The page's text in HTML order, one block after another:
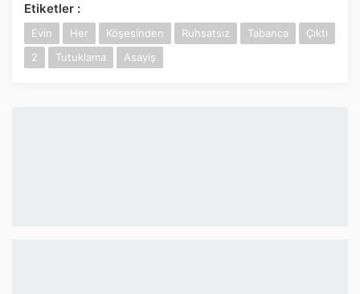
Etiketler :
Evin Her Köşesinden Ruhsatsız Tabanca
Çıktı
2
Tutuklama Asayiş